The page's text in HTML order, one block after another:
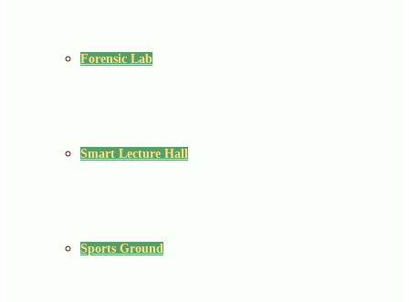
Forensic Lab
Smart Lecture Hall
Sports Ground